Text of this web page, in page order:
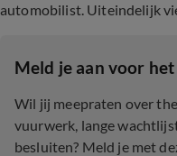
automobilist. Uiteindelijk
Meld je aan voor het
Wil jij meepraten over
vuurwerk, lange
besluiten? Meld je met